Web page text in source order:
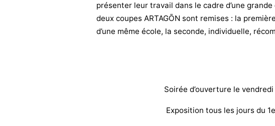
présenter leur travail dans le cadre d’une
deux coupes ARTAGŌN sont remises : la
d’une même école, la seconde, individuelle,
Soirée d’ouverture le
Exposition tous les jours du